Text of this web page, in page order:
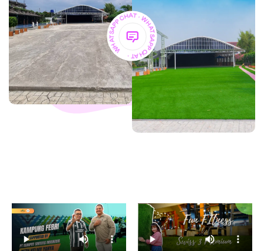
WHATSAPP CHAT • WHATSAPP CHAT •